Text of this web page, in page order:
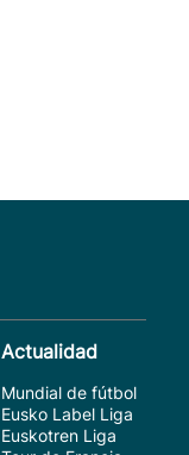
Actualidad
Mundial de fútbol
Eusko Label Liga
Euskotren Liga